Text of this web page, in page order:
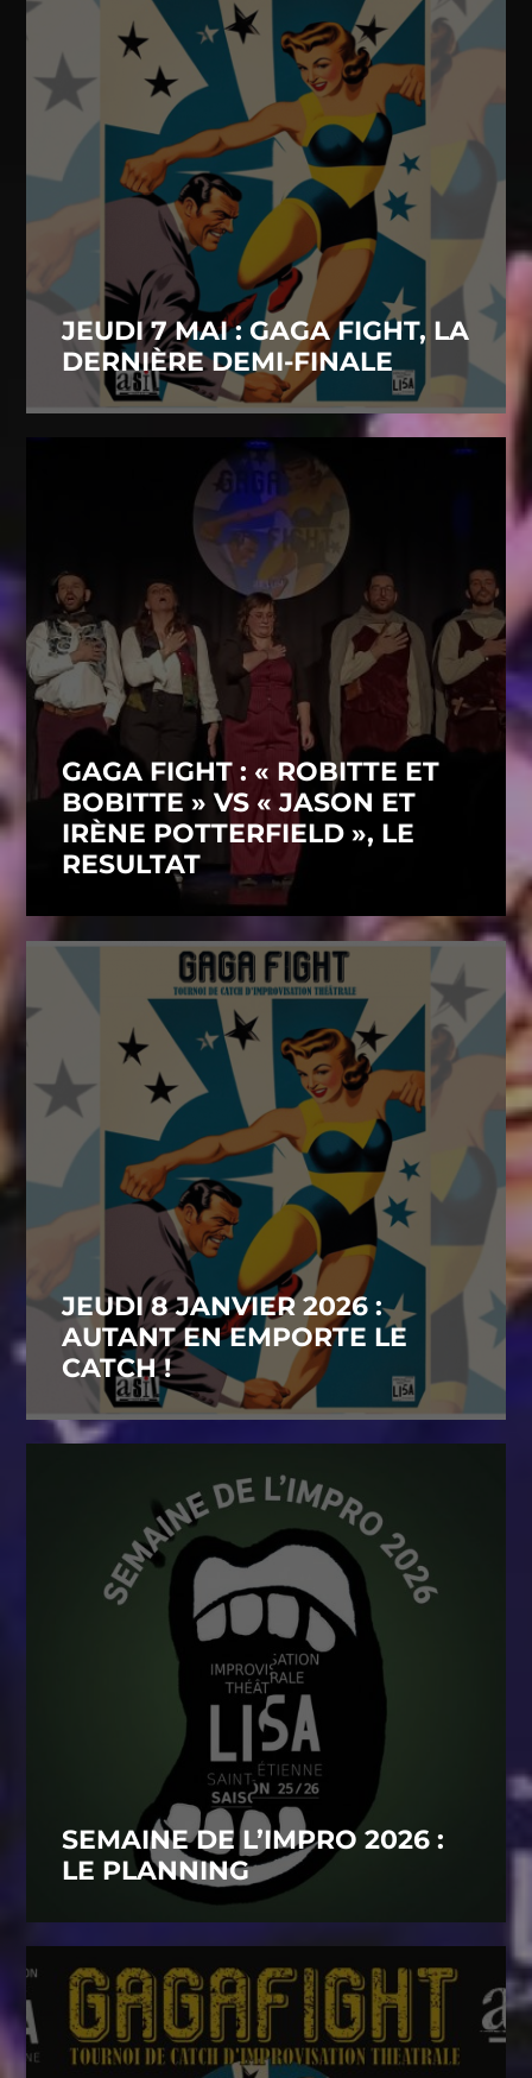
JEUDI 7 MAI : GAGA FIGHT, LA
DERNIÈRE DEMI-FINALE
GAGA FIGHT : « ROBITTE ET
BOBITTE » VS « JASON ET
IRÈNE POTTERFIELD », LE
RESULTAT
JEUDI 8 JANVIER 2026 :
AUTANT EN EMPORTE LE
CATCH !
SEMAINE DE L’IMPRO 2026 :
LE PLANNING